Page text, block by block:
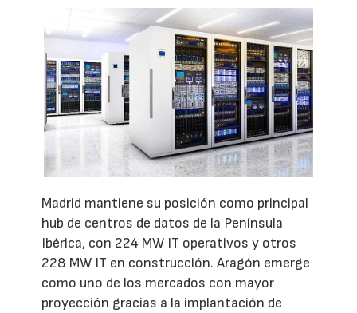
Madrid mantiene su posición como principal
hub de centros de datos de la Península
Ibérica, con 224 MW IT operativos y otros
228 MW IT en construcción. Aragón emerge
como uno de los mercados con mayor
proyección gracias a la implantación de